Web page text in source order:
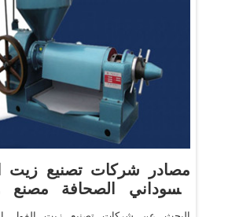
مصادر شركات تصنيع زيت
السوداني الصحافة مصنع
الفول